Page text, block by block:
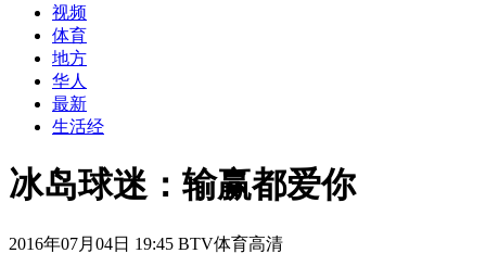
视频
体育
地方
华人
最新
生活经
冰岛球迷：输赢都爱你
2016年07月04日 19:45 BTV体育高清